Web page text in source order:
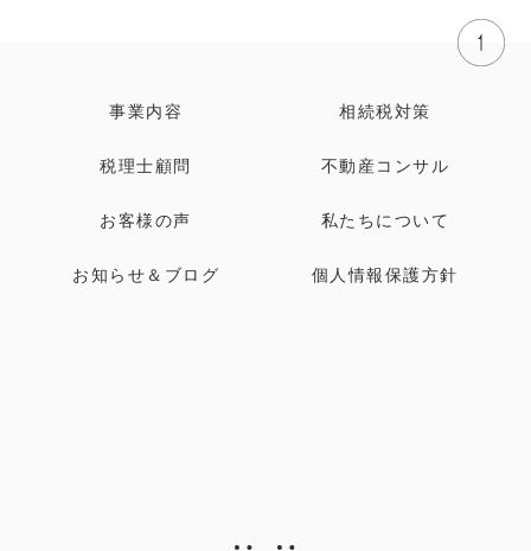
事業内容 相続税対策
税理士顧問 不動産コンサル
お客様の声 私たちについて
お知らせ＆ブログ 個人情報保護方針